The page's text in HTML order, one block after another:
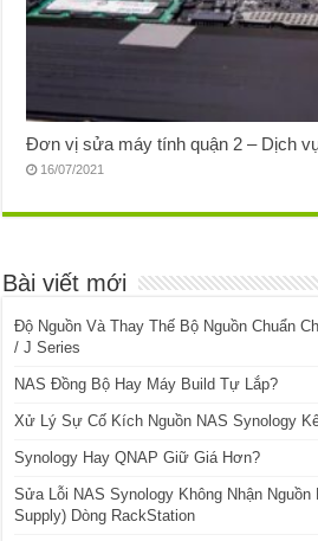
Đơn vị sửa máy tính quận 2 – Dịch
16/07/2021
Bài viết mới
Độ Nguồn Và Thay Thế Bộ Nguồn Chuẩn
/ J Series
NAS Đồng Bộ Hay Máy Build Tự Lắp?
Xử Lý Sự Cố Kích Nguồn NAS Synology
Synology Hay QNAP Giữ Giá Hơn?
Sửa Lỗi NAS Synology Không Nhận Nguồn
Supply) Dòng RackStation